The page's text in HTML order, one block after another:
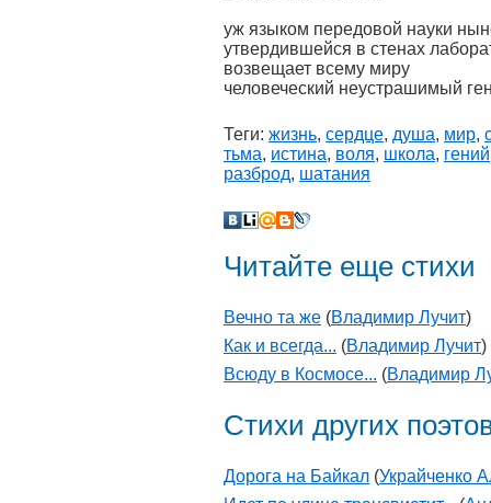
уж языком передовой науки
утвердившейся в стенах
возвещает всему миру
человеческий неустрашимый
Теги: жизнь, сердце, душа, мир,
тьма, истина, воля, школа, гений
разброд, шатания
Читайте еще стихи
Вечно та же (Владимир Лучит)
Как и всегда... (Владимир Лучит)
Всюду в Космосе... (Владимир
Стихи других
Дорога на Байкал (Украйченко